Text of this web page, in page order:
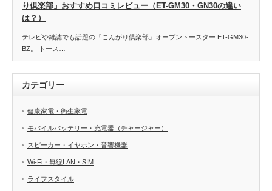
り倶楽部」おすすめ口コミレビュー（ET-GM30・GN30の違い
は？）
テレビや雑誌でも話題の『こんがり倶楽部』オーブントースター ET-GM30-
BZ。 トース…
カテゴリー
健康家電・衛生家電
モバイルバッテリー・充電器（チャージャー）
スピーカー・イヤホン・音響機器
Wi-Fi・無線LAN・SIM
ライフスタイル